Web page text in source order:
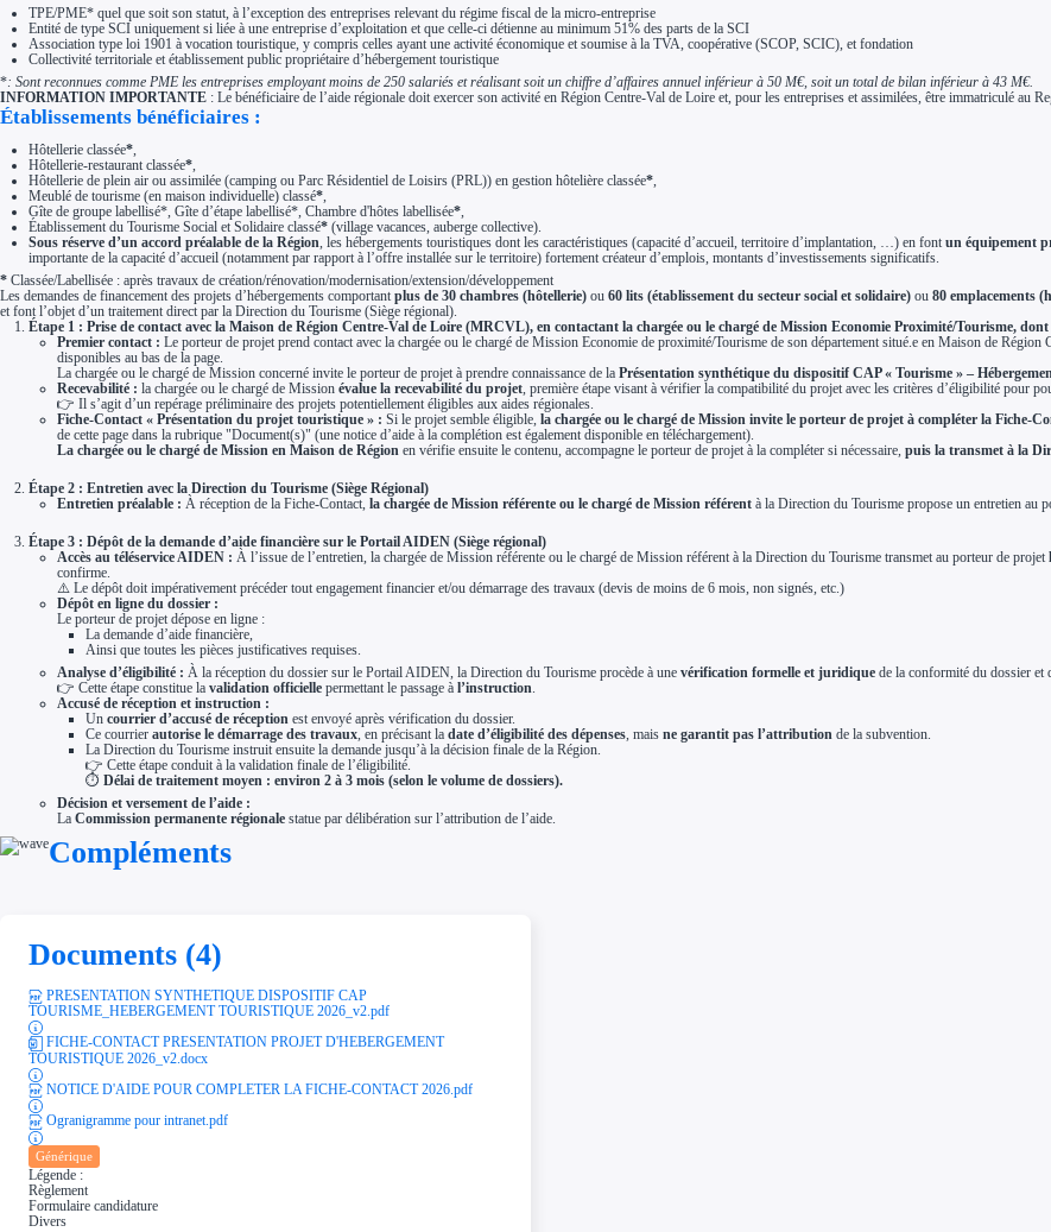
Contactez-nous
TPE/PME* quel que soit son statut, à l’exception des entreprises relevant du régime fiscal de la micro-entreprise
Entité de type SCI uniquement si liée à une entreprise d’exploitation et que celle-ci détienne au minimum 51% des parts de la SCI
Association type loi 1901 à vocation touristique, y compris celles ayant une activité économique et soumise à la TVA, coopérative (SCOP, SCIC), et fondation
Collectivité territoriale et établissement public propriétaire d’hébergement touristique
*: Sont reconnues comme PME les entreprises employant moins de 250 salariés et réalisant soit un chiffre d’affaires annuel inférieur à 50 M€, soit un total de bilan inférieur à 43 M€.
INFORMATION IMPORTANTE : Le bénéficiaire de l’aide régionale doit exercer son activité en Région Centre-Val de Loire et, pour les entreprises et assimilées, être immatriculé au
Établissements bénéficiaires :
Hôtellerie classée*
Hôtellerie-restaurant classée*
Hôtellerie de plein air ou assimilée (camping ou Parc Résidentiel de Loisirs (PRL)) en gestion hôtelière classée*
Meublé de tourisme (en maison individuelle) classé*
Gîte de groupe labellisé*, Gîte d’étape labellisé*, Chambre d'hôtes labellisée*
Établissement du Tourisme Social et Solidaire classé* (village vacances, auberge collective).
Sous réserve d’un accord préalable de la Région , les hébergements touristiques dont les caractéristiques (capacité d’accueil, territoire d’implantation, …) en fontun équipement
importante de la capacité d’accueil (notamment par rapport à l’offre installée sur le territoire) fortement créateur d’emplois, montants d’investissements significatifs.
* Classée/Labellisée : après travaux de création/rénovation/modernisation/extension/développement
Les demandes de financement des projets d’hébergements comportant plus de 30 chambres (hôtellerie) ou 60 lits (établissement du secteur social et solidaire) ou 80 emplacements
et font l’objet d’un traitement direct par la Direction du Tourisme (Siège régional).
Étape 1 : Prise de contact avec la Maison de Région Centre-Val de Loire (MRCVL), en contactant la chargée ou le chargé de Mission Economie Proximité/Tourisme, dont
Premier contact : Le porteur de projet prend contact avec la chargée ou le chargé de Mission Economie de proximité/Tourisme de son département situé.e en Maison de
disponibles au bas de la page.
La chargée ou le chargé de Mission concerné invite le porteur de projet à prendre connaissance de laPrésentation synthétique du dispositif CAP « Tourisme » –
Recevabilité : la chargée ou le chargé de Missionévalue la recevabilité du projet , première étape visant à vérifier la compatibilité du projet avec les critères d’éligibilité pour
👉 Il s’agit d’un repérage préliminaire des projets potentiellement éligibles aux aides régionales.
Fiche-Contact « Présentation du projet touristique » : Si le projet semble éligible,la chargée ou le chargé de Mission invite le porteur de projet à compléter la Fiche-
de cette page dans la rubrique "Document(s)" (une notice d’aide à la complétion est également disponible en téléchargement).
La chargée ou le chargé de Mission en Maison de Région en vérifie ensuite le contenu, accompagne le porteur de projet à la compléter si nécessaire,puis la transmet à la
Étape 2 : Entretien avec la Direction du Tourisme (Siège Régional)
Entretien préalable : À réception de la Fiche-Contact,la chargée de Mission référente ou le chargé de Mission référent à la Direction du Tourisme propose un entretien au
Étape 3 : Dépôt de la demande d’aide financière sur le Portail AIDEN (Siège régional)
Accès au téléservice AIDEN : À l’issue de l’entretien, la chargée de Mission référente ou le chargé de Mission référent à la Direction du Tourisme transmet au porteur de projet
confirme.
⚠️ Le dépôt doit impérativement précéder tout engagement financier et/ou démarrage des travaux (devis de moins de 6 mois, non signés, etc.)
Dépôt en ligne du dossier :
Le porteur de projet dépose en ligne :
La demande d’aide financière,
Ainsi que toutes les pièces justificatives requises.
Analyse d’éligibilité : À la réception du dossier sur le Portail AIDEN, la Direction du Tourisme procède à unevérification formelle et juridique de la conformité du dossier et
👉 Cette étape constitue lavalidation officielle permettant le passage àl’instruction
Accusé de réception et instruction :
Uncourrier d’accusé de réception est envoyé après vérification du dossier.
Ce courrierautorise le démarrage des travaux , en précisant ladate d’éligibilité des dépenses , maisne garantit pas l’attribution de la subvention.
La Direction du Tourisme instruit ensuite la demande jusqu’à la décision finale de la Région.
👉 Cette étape conduit à la validation finale de l’éligibilité.
⏱️Délai de traitement moyen : environ 2 à 3 mois (selon le volume de dossiers).
Décision et versement de l’aide :
LaCommission permanente régionale statue par délibération sur l’attribution de l’aide.
Compléments
Documents (4)
PRESENTATION SYNTHETIQUE DISPOSITIF CAP
TOURISME_HEBERGEMENT TOURISTIQUE 2026_v2.pdf
FICHE-CONTACT PRESENTATION PROJET D'HEBERGEMENT
TOURISTIQUE 2026_v2.docx
NOTICE D'AIDE POUR COMPLETER LA FICHE-CONTACT 2026.pdf
Ogranigramme pour intranet.pdf
Générique
Légende :
Règlement
Formulaire candidature
Divers